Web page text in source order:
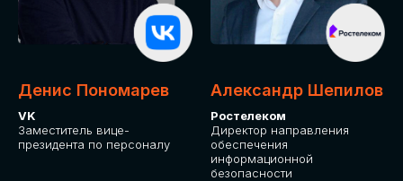
Денис Пономарев
VK
Заместитель вице-
президента по персоналу
Александр Шепилов
Ростелеком
Директор направления
обеспечения
информационной
безопасности